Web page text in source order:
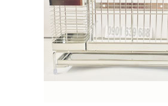
Phụ Kiện Bếp Inox 304
Thiết Bị Vệ Sinh Inox 304
Giá Kệ Inox 304 Phòng Khách
Giá Kệ Inox 304 Bóng Gương